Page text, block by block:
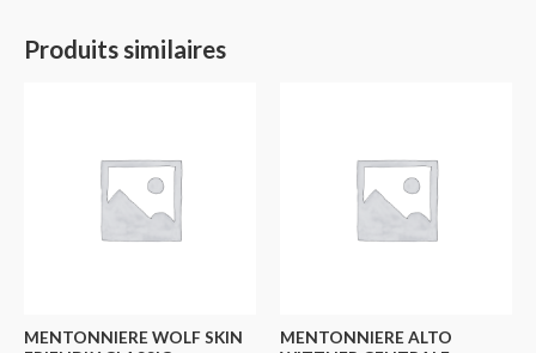
Produits similaires
MENTONNIERE WOLF SKIN
MENTONNIERE ALTO